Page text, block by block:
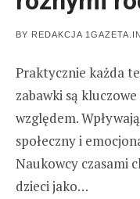
BY REDAKCJA
Praktycznie każda
zabawki są
względem.
społeczny i
Naukowcy czasami
dzieci jako…